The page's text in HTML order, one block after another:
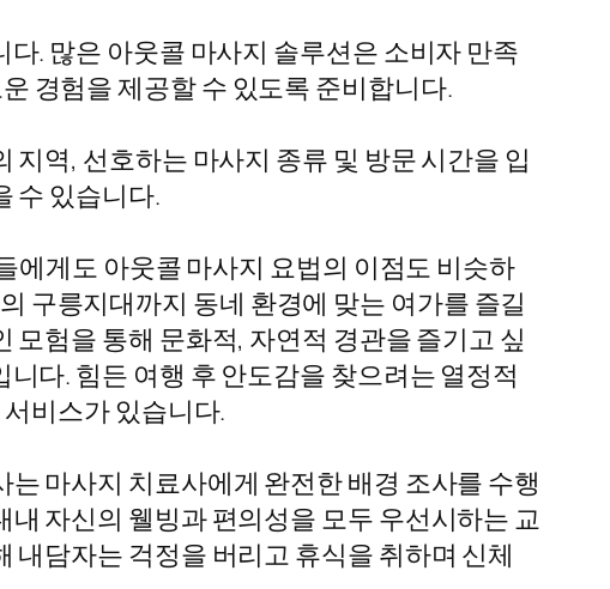
. 많은 아웃콜 마사지 솔루션은 소비자 만족
경험을 제공할 수 있도록 준비합니다.
역, 선호하는 마사지 종류 및 방문 시간을 입
수 있습니다.
에게도 아웃콜 마사지 요법의 이점도 비슷하
구릉지대까지 동네 환경에 맞는 여가를 즐길
험을 통해 문화적, 자연적 경관을 즐기고 싶
다. 힘든 여행 후 안도감을 찾으려는 열정적
비스가 있습니다.
마사지 치료사에게 완전한 배경 조사를 수행
자신의 웰빙과 편의성을 모두 우선시하는 교
담자는 걱정을 버리고 휴식을 취하며 신체